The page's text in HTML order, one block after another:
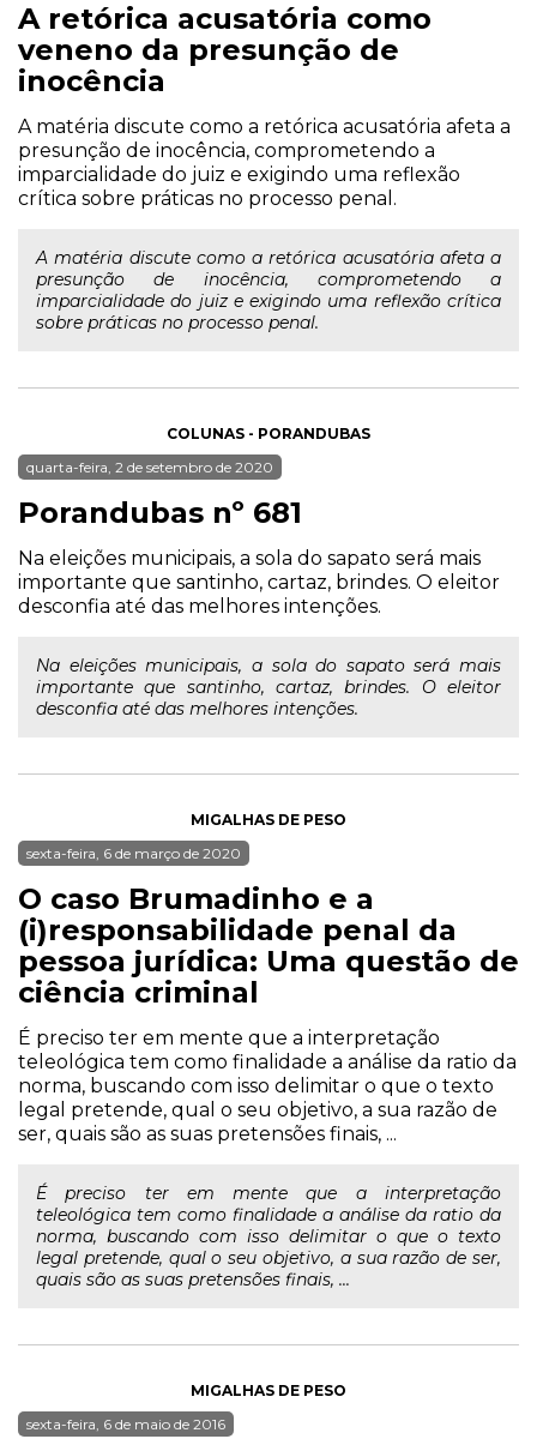
A retórica acusatória como
veneno da presunção de
inocência
A matéria discute como a retórica acusatória afeta a
presunção de inocência, comprometendo a
imparcialidade do juiz e exigindo uma reflexão
crítica sobre práticas no processo penal.
A matéria discute como a retórica acusatória afeta a
presunção de inocência, comprometendo a
imparcialidade do juiz e exigindo uma reflexão crítica
sobre práticas no processo penal.
COLUNAS - PORANDUBAS
quarta-feira, 2 de setembro de 2020
Porandubas nº 681
Na eleições municipais, a sola do sapato será mais
importante que santinho, cartaz, brindes. O eleitor
desconfia até das melhores intenções.
Na eleições municipais, a sola do sapato será mais
importante que santinho, cartaz, brindes. O eleitor
desconfia até das melhores intenções.
MIGALHAS DE PESO
sexta-feira, 6 de março de 2020
O caso Brumadinho e a
(i)responsabilidade penal da
pessoa jurídica: Uma questão de
ciência criminal
É preciso ter em mente que a interpretação
teleológica tem como finalidade a análise da ratio da
norma, buscando com isso delimitar o que o texto
legal pretende, qual o seu objetivo, a sua razão de
ser, quais são as suas pretensões finais, ...
É preciso ter em mente que a interpretação
teleológica tem como finalidade a análise da ratio da
norma, buscando com isso delimitar o que o texto
legal pretende, qual o seu objetivo, a sua razão de ser,
quais são as suas pretensões finais, ...
MIGALHAS DE PESO
sexta-feira, 6 de maio de 2016